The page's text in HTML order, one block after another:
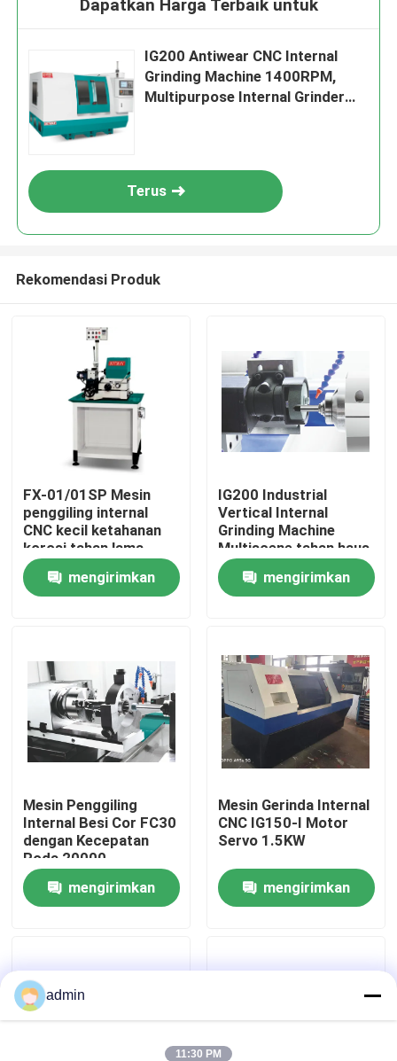
Rumah
Produk
Tentang kami
Tur Pabrik
Hubungi Kami
Minta Kutipan
Mesin Penggiling Silinder
Mesin Penggiling Internal
Dapatkan Harga Terbaik untuk
IG200 Antiwear CNC Internal
Grinding Machine 1400RPM,
Multipurpose Internal Grinder
Terus
Rekomendasi Produk
FX-01/01SP Mesin
penggiling internal
CNC kecil ketahanan
korosi tahan lama
mengirimkan
IG200 Industrial
Vertical Internal
Grinding Machine
Multiscene tahan haus
mengirimkan
Mesin Penggiling
Internal Besi Cor FC30
dengan Kecepatan
Roda 20000-
60000rpm
mengirimkan
Mesin Gerinda Internal
CNC IG150-I Motor
Servo 1.5KW
mengirimkan
admin
11:30 PM